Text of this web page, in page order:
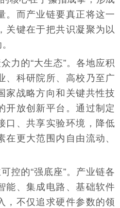
。而产业链要真正将这一
关键在于把共识凝聚为以
力的“大生态”。各地应积
、科研院所、高校乃至广
家战略方向和关键共性技
开放创新平台。通过制定
口、共享实验环境，降低
更大范围内自由流动、
控的“强底座”。产业链各
能、集成电路、基础软件
，不仅追求硬件参数的领